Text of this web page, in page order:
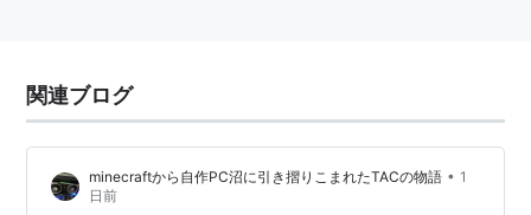
関連ブログ
minecraftから自作PC沼に引き摺りこまれたTACの物語 • 1
日前